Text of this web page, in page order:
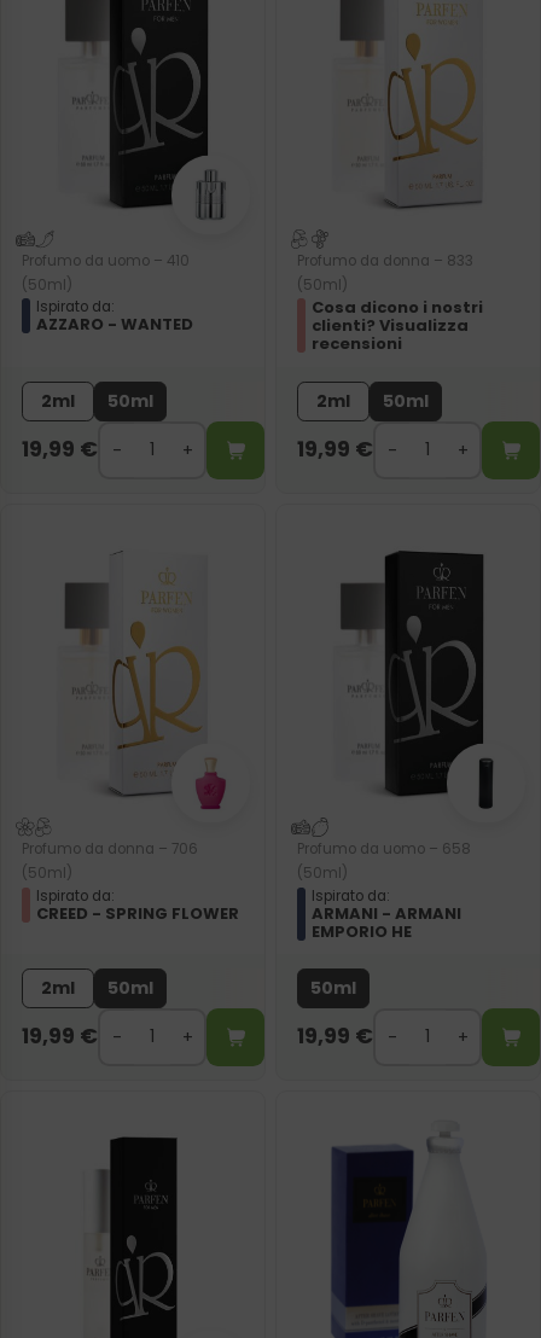
Profumo da uomo – 410
(50ml)
Ispirato da:
AZZARO - WANTED
2ml 50ml
19,99 €
Profumo da donna – 833
(50ml)
Cosa dicono i nostri
clienti? Visualizza
recensioni
2ml 50ml
19,99 €
Profumo da donna – 706
(50ml)
Ispirato da:
CREED - SPRING FLOWER
2ml 50ml
19,99 €
Profumo da uomo – 658
(50ml)
Ispirato da:
ARMANI - ARMANI
EMPORIO HE
50ml
19,99 €